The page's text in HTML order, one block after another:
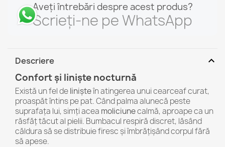
Aveți întrebări despre acest produs?
Scrieți-ne pe WhatsApp
Descriere expand_more
Confort și liniște nocturnă
Există un fel delinișteîn atingerea unui cearceaf curat,
proaspăt întins pe pat. Când palma alunecă peste
suprafața lui, simți acea moliciunecalmă, aproape ca un
răsfăț tăcut al pielii. Bumbacul respiră discret, lăsând
căldura să se distribuie firesc și îmbrățișând corpul fără
să apese.